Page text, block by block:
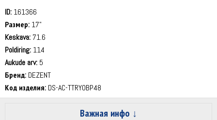
ID: 161366
Размер: 17"
Keskava: 71.6
Poldiring: 114
Aukude arv: 5
Бренд: DEZENT
Код изделия: DS-AC-TTRY0BP48
Важная инфо